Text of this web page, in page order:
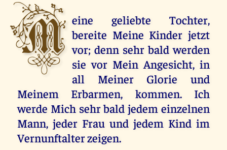
M eine geliebte Tochter,
bereite Meine Kinder jetzt
vor; denn sehr bald werden
sie vor Mein Angesicht, in
all Meiner Glorie und
Meinem Erbarmen, kommen. Ich
werde Mich sehr bald jedem einzelnen
Mann, jeder Frau und jedem Kind im
Vernunftalter zeigen.